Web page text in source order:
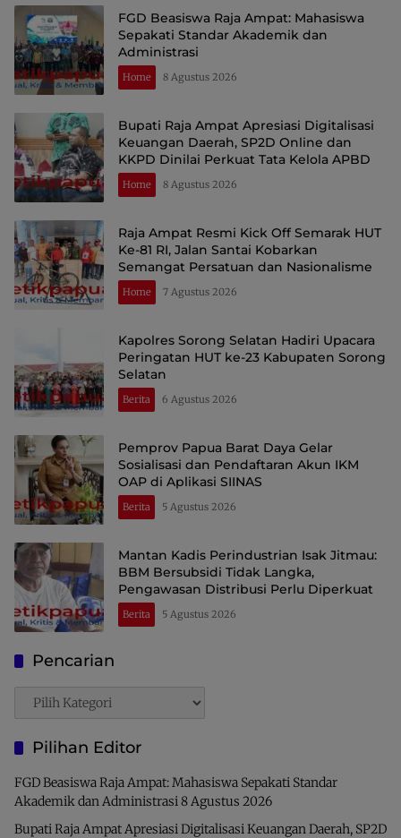
FGD Beasiswa Raja Ampat: Mahasiswa
Sepakati Standar Akademik dan
Administrasi
Home 8 Agustus 2026
Bupati Raja Ampat Apresiasi Digitalisasi
Keuangan Daerah, SP2D Online dan
KKPD Dinilai Perkuat Tata Kelola APBD
Home 8 Agustus 2026
Raja Ampat Resmi Kick Off Semarak HUT
Ke-81 RI, Jalan Santai Kobarkan
Semangat Persatuan dan Nasionalisme
Home 7 Agustus 2026
Kapolres Sorong Selatan Hadiri Upacara
Peringatan HUT ke-23 Kabupaten Sorong
Selatan
Berita 6 Agustus 2026
Pemprov Papua Barat Daya Gelar
Sosialisasi dan Pendaftaran Akun IKM
OAP di Aplikasi SIINAS
Berita 5 Agustus 2026
Mantan Kadis Perindustrian Isak Jitmau:
BBM Bersubsidi Tidak Langka,
Pengawasan Distribusi Perlu Diperkuat
Berita 5 Agustus 2026
Pencarian
Pencarian
Pilihan Editor
FGD Beasiswa Raja Ampat: Mahasiswa Sepakati Standar
Akademik dan Administrasi8 Agustus 2026
Bupati Raja Ampat Apresiasi Digitalisasi Keuangan Daerah, SP2D